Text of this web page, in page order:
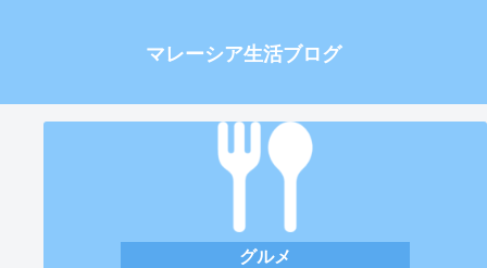
マレーシア生活ブログ
グルメ